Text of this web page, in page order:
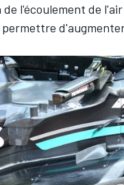
l'écoulement de
permettre